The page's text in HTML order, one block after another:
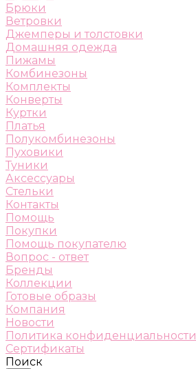
Брюки
Ветровки
Джемперы и толстовки
Домашняя одежда
Пижамы
Комбинезоны
Комплекты
Конверты
Куртки
Платья
Полукомбинезоны
Пуховики
Туники
Аксессуары
Стельки
Контакты
Помощь
Покупки
Помощь покупателю
Вопрос - ответ
Бренды
Коллекции
Готовые образы
Компания
Новости
Политика конфиденциальности
Сертификаты
Поиск